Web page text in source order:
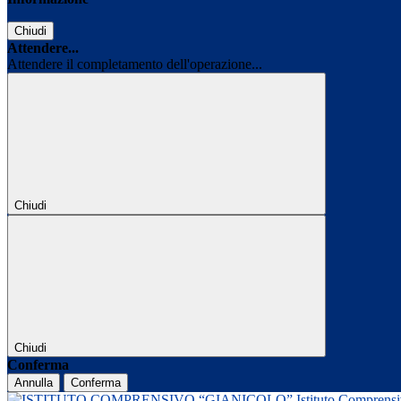
Chiudi
Attendere...
Attendere il completamento dell'operazione...
Chiudi
Chiudi
Conferma
Annulla Conferma